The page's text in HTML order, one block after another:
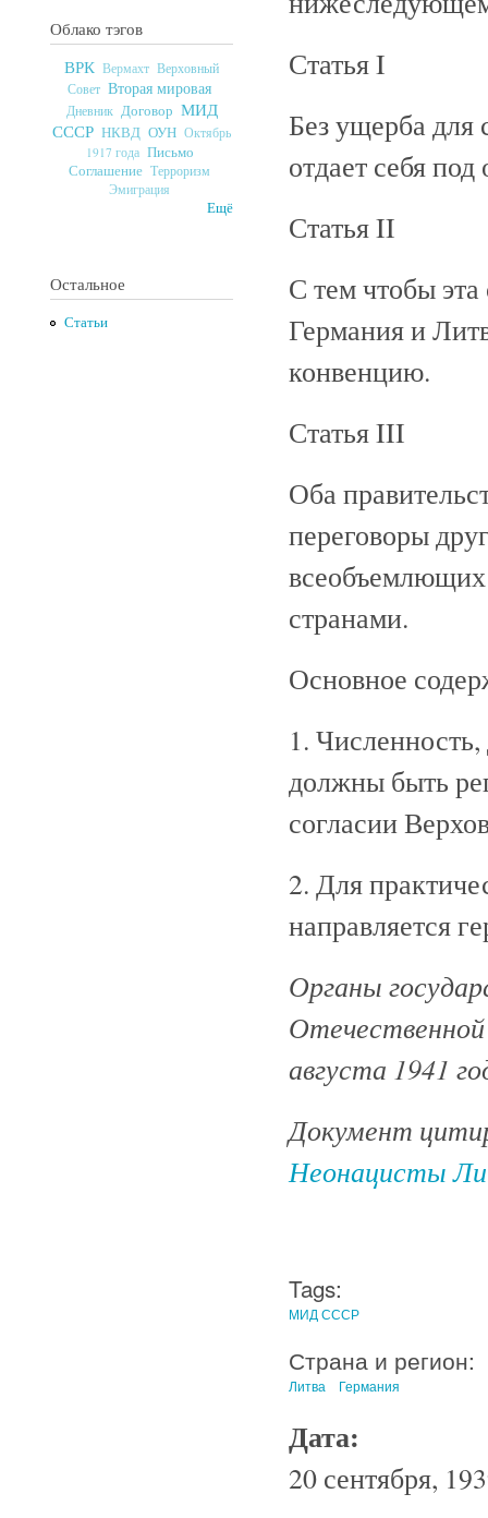
Облако тэгов
ВРК Вермахт Верховный
Совет Вторая мировая
Дневник Договор МИД
СССР НКВД ОУН Октябрь
1917 года Письмо
Соглашение Терроризм
Эмиграция
Ещё
Остальное
Статьи
Статья I
Без ущерба для
отдает себя
Статья II
С тем чтобы
Германия и
конвенцию.
Статья III
Оба
переговоры
странами.
Основное
1.
должны быть
согласии
2. Для
направляется
Органы
августа 1941
Документ
Неонацисты
Tags:
МИД СССР
Страна и регион:
Литва Германия
Дата:
20 сентября,